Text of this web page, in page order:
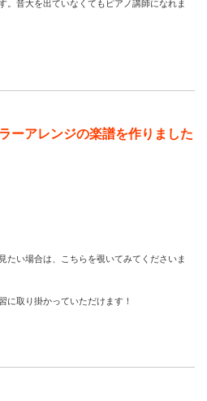
。音大を出ていなくてもピアノ講師になれま
ーアレンジの楽譜を作りました
たい場合は、こちらを覗いてみてくださいま
に取り掛かっていただけます！